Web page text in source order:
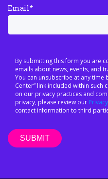
Email*
By submitting this form you are
emails about news, events, and
You can unsubscribe at any time
Center” link included within
on our privacy practices and
privacy, please review our
contact information to third